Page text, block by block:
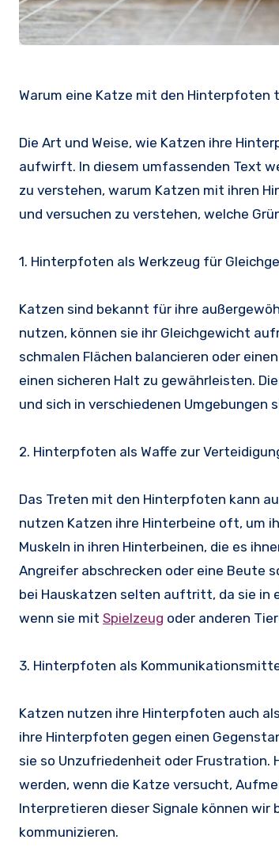
Warum eine Katze mit den
Die Art und Weise, wie Katzen ihre
aufwirft. In diesem umfassenden Text
zu verstehen, warum Katzen mit ihren
und versuchen zu verstehen, welche
1. Hinterpfoten als Werkzeug für
Katzen sind bekannt für ihre
nutzen, können sie ihr Gleichgewicht
schmalen Flächen balancieren oder
einen sicheren Halt zu gewährleisten.
und sich in verschiedenen Umgebungen
2. Hinterpfoten als Waffe zur
Das Treten mit den Hinterpfoten kann
nutzen Katzen ihre Hinterbeine oft, um
Muskeln in ihren Hinterbeinen, die es
Angreifer abschrecken oder eine Beute
bei Hauskatzen selten auftritt, da sie in
wenn sie mit Spielzeug oder anderen
3. Hinterpfoten als
Katzen nutzen ihre Hinterpfoten auch
ihre Hinterpfoten gegen einen
sie so Unzufriedenheit oder
werden, wenn die Katze versucht,
Interpretieren dieser Signale können wir
kommunizieren.